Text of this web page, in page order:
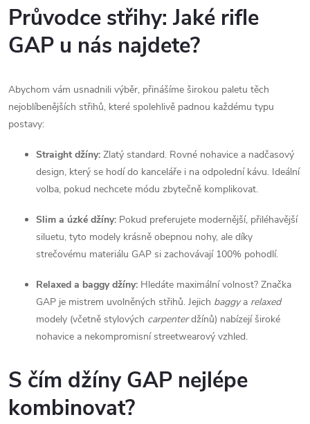
u
Průvodce střihy: Jaké rifle
GAP u nás najdete?
Abychom vám usnadnili výběr, přinášíme širokou paletu těch
nejoblíbenějších střihů, které spolehlivě padnou každému typu
postavy:
Straight džíny: Zlatý standard. Rovné nohavice a nadčasový
design, který se hodí do kanceláře i na odpolední kávu. Ideální
volba, pokud nechcete módu zbytečně komplikovat.
Slim a úzké džíny: Pokud preferujete modernější, přiléhavější
siluetu, tyto modely krásně obepnou nohy, ale díky
strečovému materiálu GAP si zachovávají 100% pohodlí.
Relaxed a baggy džíny: Hledáte maximální volnost? Značka
GAP je mistrem uvolněných střihů. Jejich baggya relaxed
modely (včetně stylových carpenterdžínů) nabízejí široké
nohavice a nekompromisní streetwearový vzhled.
S čím džíny GAP nejlépe
kombinovat?